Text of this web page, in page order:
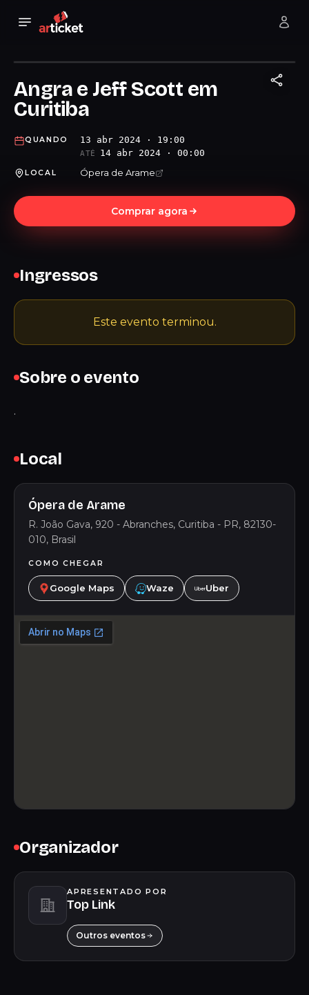
Angra e Jeff Scott em
Curitiba
QUANDO 13 abr 2024 · 19:00
ATÉ 14 abr 2024 · 00:00
LOCAL Ópera de Arame
Comprar agora
Sobre o evento
.
Local
Ópera de Arame
R. João Gava, 920 - Abranches, Curitiba - PR, 82130-
010, Brasil
COMO CHEGAR
Google Maps Waze Uber
Organizador
APRESENTADO POR
Top Link
Outros eventos
Ingressos
Este evento terminou.